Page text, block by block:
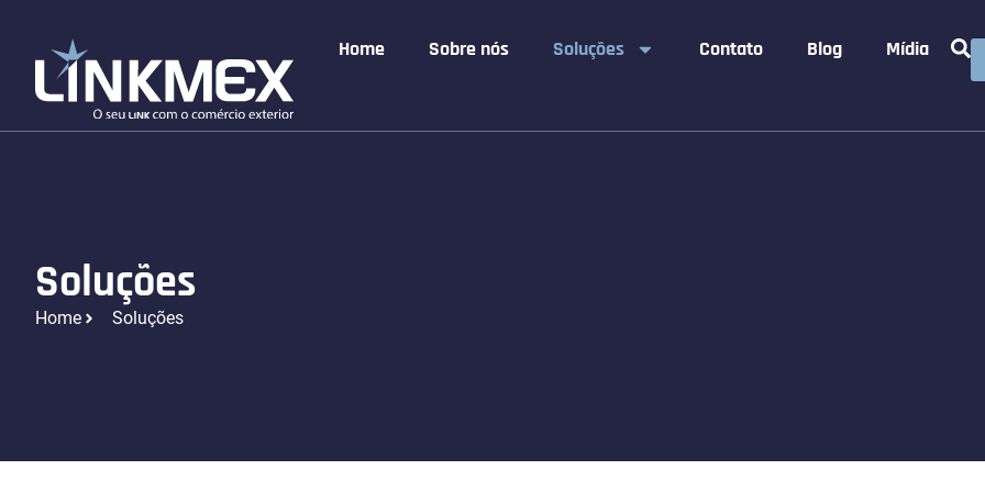
Home Sobre nós Soluções Contato Blog Mídia
Soluções
Home Soluções